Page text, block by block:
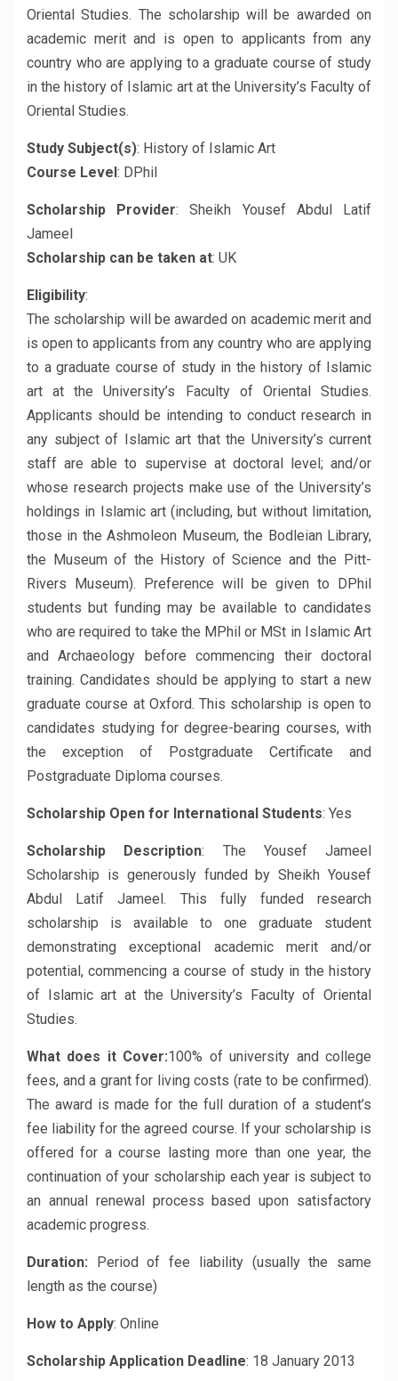
Oriental Studies. The scholarship will be awarded on
academic merit and is open to applicants from any
country who are applying to a graduate course of study
in the history of Islamic art at the University’s Faculty of
Oriental Studies.
Study Subject(s): History of Islamic Art
Course Level: DPhil
Scholarship Provider: Sheikh Yousef Abdul Latif
Jameel
Scholarship can be taken at: UK
Eligibility:
The scholarship will be awarded on academic merit and
is open to applicants from any country who are applying
to a graduate course of study in the history of Islamic
art at the University’s Faculty of Oriental Studies.
Applicants should be intending to conduct research in
any subject of Islamic art that the University’s current
staff are able to supervise at doctoral level; and/or
whose research projects make use of the University’s
holdings in Islamic art (including, but without limitation,
those in the Ashmoleon Museum, the Bodleian Library,
the Museum of the History of Science and the Pitt-
Rivers Museum). Preference will be given to DPhil
students but funding may be available to candidates
who are required to take the MPhil or MSt in Islamic Art
and Archaeology before commencing their doctoral
training. Candidates should be applying to start a new
graduate course at Oxford. This scholarship is open to
candidates studying for degree-bearing courses, with
the exception of Postgraduate Certificate and
Postgraduate Diploma courses.
Scholarship Open for International Students: Yes
Scholarship Description: The Yousef Jameel
Scholarship is generously funded by Sheikh Yousef
Abdul Latif Jameel. This fully funded research
scholarship is available to one graduate student
demonstrating exceptional academic merit and/or
potential, commencing a course of study in the history
of Islamic art at the University’s Faculty of Oriental
Studies.
What does it Cover:100% of university and college
fees, and a grant for living costs (rate to be confirmed).
The award is made for the full duration of a student’s
fee liability for the agreed course. If your scholarship is
offered for a course lasting more than one year, the
continuation of your scholarship each year is subject to
an annual renewal process based upon satisfactory
academic progress.
Duration: Period of fee liability (usually the same
length as the course)
How to Apply: Online
Scholarship Application Deadline: 18 January 2013